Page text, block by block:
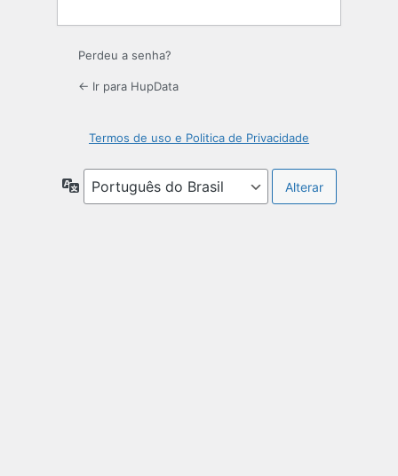
Perdeu a senha?
← Ir para HupData
Termos de uso e Politica de Privacidade
Idioma